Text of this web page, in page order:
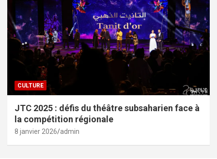
CULTURE
JTC 2025 : défis du théâtre subsaharien face à
la compétition régionale
8 janvier 2026 admin